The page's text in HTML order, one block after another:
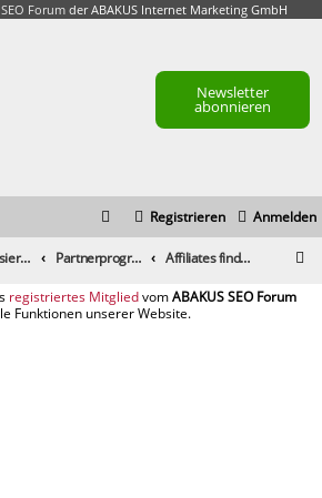
SEO Forumder ABAKUS Internet Marketing GmbH
Newsletter
abonnieren
Anmelden
Registrieren
Monetarisierung & Controlling Partnerprogramme und Partnernetzwerke Affiliates finden
registriertes Mitglied